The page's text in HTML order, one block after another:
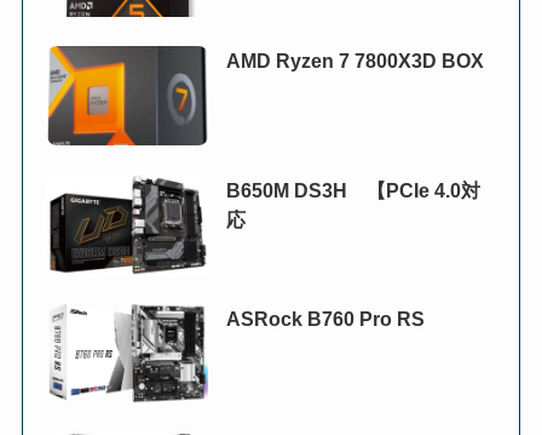
AMD Ryzen 7 7800X3D BOX
B650M DS3H 【PCIe 4.0対
応
ASRock B760 Pro RS